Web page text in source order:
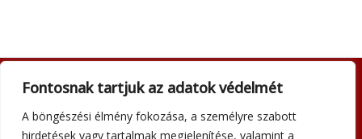
Fontosnak tartjuk az adatok védelmét
A böngészési élmény fokozása, a személyre szabott
hirdetések vagy tartalmak megjelenítése, valamint a
Adatkezelési tájékoztató
Általános szerződési feltételek